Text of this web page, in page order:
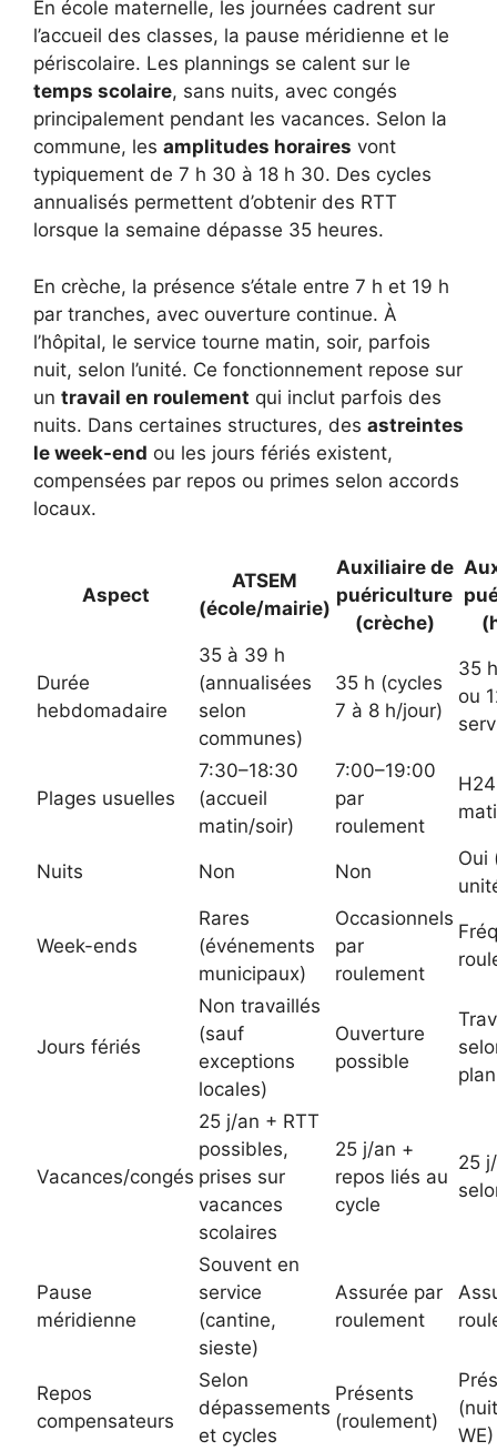
En école maternelle, les journées cadrent sur
l’accueil des classes, la pause méridienne et le
périscolaire. Les plannings se calent sur le
temps scolaire, sans nuits, avec congés
principalement pendant les vacances. Selon la
commune, les amplitudes horaires vont
typiquement de 7 h 30 à 18 h 30. Des cycles
annualisés permettent d’obtenir des RTT
lorsque la semaine dépasse 35 heures.
En crèche, la présence s’étale entre 7 h et 19 h
par tranches, avec ouverture continue. À
l’hôpital, le service tourne matin, soir, parfois
nuit, selon l’unité. Ce fonctionnement repose sur
un travail en roulement qui inclut parfois des
nuits. Dans certaines structures, des astreintes
le week-end ou les jours fériés existent,
compensées par repos ou primes selon accords
locaux.
Aspect
ATSEM
(école/mairie)
Auxiliaire de
puériculture
(crèche)
Durée
hebdomadaire
35 à 39 h
(annualisées
selon
communes)
35 h (cycles
7 à 8 h/jour)
35
ou
Plages usuelles
7:30–18:30
(accueil
matin/soir)
7:00–19:00
par
roulement
Nuits Non Non
Oui
Week-ends
Rares
(événements
municipaux)
Occasionnels
par
roulement
Jours fériés
Non travaillés
(sauf
exceptions
locales)
Ouverture
possible
Vacances/congés
25 j/an + RTT
possibles,
prises sur
vacances
scolaires
25 j/an +
repos liés au
cycle
25
Pause
méridienne
Souvent en
service
(cantine,
sieste)
Assurée par
roulement
Repos
compensateurs
Selon
dépassements
et cycles
Présents
(roulement)
WE)